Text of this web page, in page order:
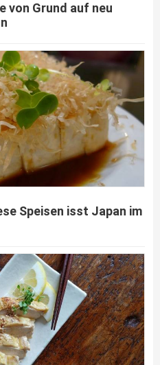
von Grund auf neu
Speisen isst Japan im